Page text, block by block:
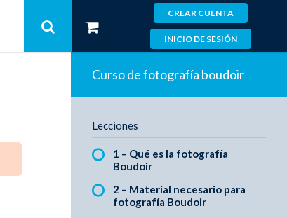
CREAR CUENTA
INICIO DE SESIÓN
Curso de fotografía boudoir
Lecciones
1 – Qué es la fotografía
Boudoir
2 – Material necesario para
fotografía Boudoir